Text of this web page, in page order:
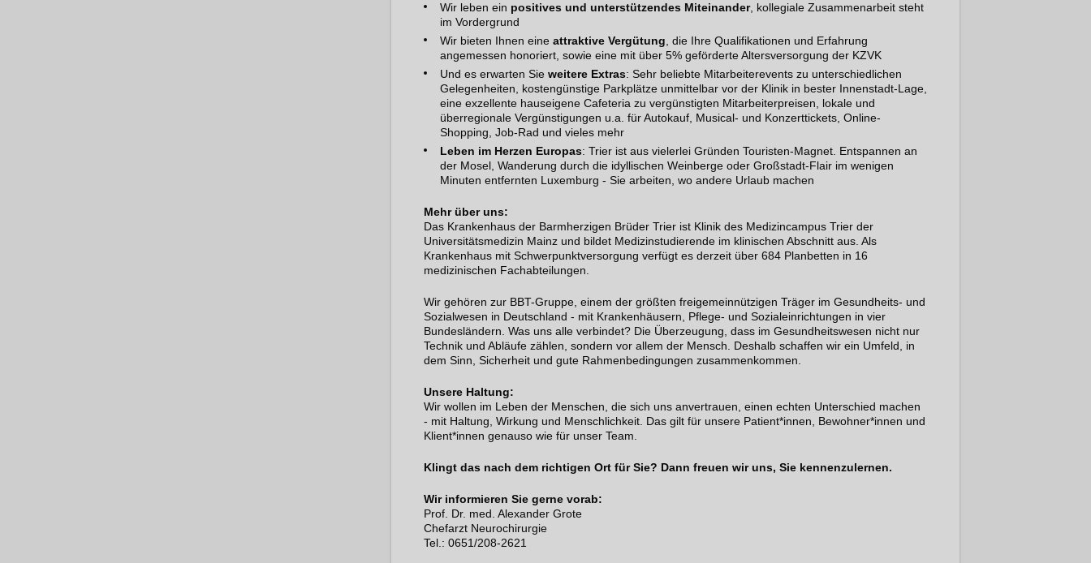
Wir leben ein positives und unterstützendes Miteinander, kollegiale Zusammenarbeit steht
im Vordergrund
Wir bieten Ihnen eine attraktive Vergütung , die Ihre Qualifikationen und Erfahrung
angemessen honoriert, sowie eine mit über 5% geförderte Altersversorgung der KZVK
Und es erwarten Sie weitere Extras: Sehr beliebte Mitarbeiterevents zu unterschiedlichen
Gelegenheiten, kostengünstige Parkplätze unmittelbar vor der Klinik in bester Innenstadt-Lage,
eine exzellente hauseigene Cafeteria zu vergünstigten Mitarbeiterpreisen, lokale und
überregionale Vergünstigungen u.a. für Autokauf, Musical- und Konzerttickets, Online-
Shopping, Job-Rad und vieles mehr
Leben im Herzen Europas: Trier ist aus vielerlei Gründen Touristen-Magnet. Entspannen an
der Mosel, Wanderung durch die idyllischen Weinberge oder Großstadt-Flair im wenigen
Minuten entfernten Luxemburg - Sie arbeiten, wo andere Urlaub machen
Mehr über uns:
Das Krankenhaus der Barmherzigen Brüder Trier ist Klinik des Medizincampus Trier der
Universitätsmedizin Mainz und bildet Medizinstudierende im klinischen Abschnitt aus. Als
Krankenhaus mit Schwerpunktversorgung verfügt es derzeit über 684 Planbetten in 16
medizinischen Fachabteilungen.
Wir gehören zur BBT-Gruppe, einem der größten freigemeinnützigen Träger im Gesundheits- und
Sozialwesen in Deutschland - mit Krankenhäusern, Pflege- und Sozialeinrichtungen in vier
Bundesländern. Was uns alle verbindet? Die Überzeugung, dass im Gesundheitswesen nicht nur
Technik und Abläufe zählen, sondern vor allem der Mensch. Deshalb schaffen wir ein Umfeld, in
dem Sinn, Sicherheit und gute Rahmenbedingungen zusammenkommen.
Unsere Haltung:
Wir wollen im Leben der Menschen, die sich uns anvertrauen, einen echten Unterschied machen
- mit Haltung, Wirkung und Menschlichkeit. Das gilt für unsere Patient*innen, Bewohner*innen und
Klient*innen genauso wie für unser Team.
Klingt das nach dem richtigen Ort für Sie? Dann freuen wir uns, Sie kennenzulernen.
Wir informieren Sie gerne vorab:
Prof. Dr. med. Alexander Grote
Chefarzt Neurochirurgie
Tel.: 0651/208-2621